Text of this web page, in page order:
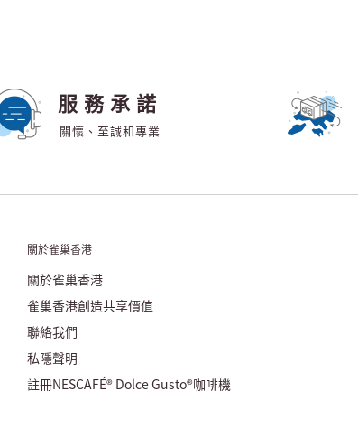
服務承諾
關懷、至誠和專業
關於雀巢香港
關於雀巢香港
雀巢香港創造共享價值
聯絡我們
私隱聲明
註冊NESCAFÉ® Dolce Gusto®咖啡機